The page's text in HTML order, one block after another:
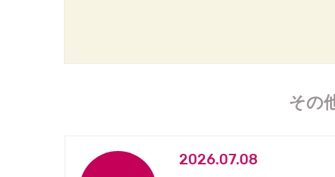
その
2026.07.08